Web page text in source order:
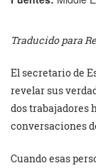
Traducido para
El secretario de
revelar sus
dos trabajadores
conversaciones
Cuando esas